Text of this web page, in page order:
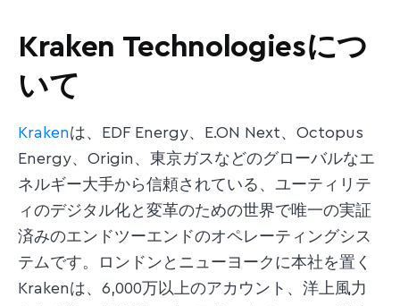
Kraken Technologiesにつ
いて
Krakenは、EDF Energy、E.ON Next、Octopus
Energy、Origin、東京ガスなどのグローバルなエ
ネルギー大手から信頼されている、ユーティリテ
ィのデジタル化と変革のための世界で唯一の実証
済みのエンドツーエンドのオペレーティングシス
テムです。ロンドンとニューヨークに本社を置く
Krakenは、6,000万以上のアカウント、洋上風力